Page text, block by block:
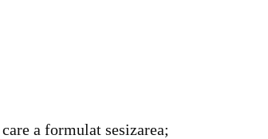
a formulat sesizarea;